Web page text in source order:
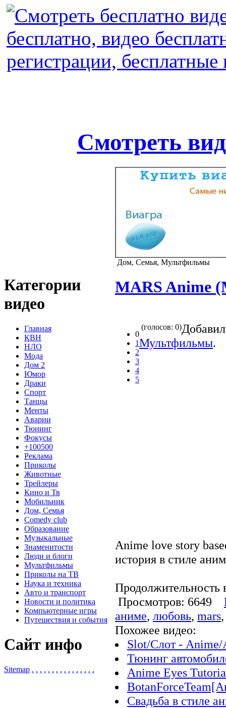
Смотреть
Категории
видео
Главная
КВН
НЛО
Мода
Дом 2
Юмор
Драки
Спорт
Танцы
Менты
Аварии
Тюнинг
Фокусы
+100500
Реклама
Приколы
Животные
Трейлеры
Кино и Тв
Мобильник
Дом, Семья
Comedy club
Образование
Музыкальные
Знаменитости
Люди и блоги
Мультфильмы
Приколы на ТВ
Наука и техника
Авто и транспорт
Новости и политика
Компьютерные игры
Путешествия и события
Сайт инфо
Sitemap . . . . . . . . . . . . . . . .
Дом, Семья, Мультфильмы
MARS Anime
0
1
2
3
4
5
(голосов: 0)
Мультфильмы.
Anime love story
история в стиле
Продолжительность
Просмотров: 6649
аниме, любовь, mars
Похожее видео:
Slot/Слот -
Тюнинг
Anime Eyes
Свадьба в стиле